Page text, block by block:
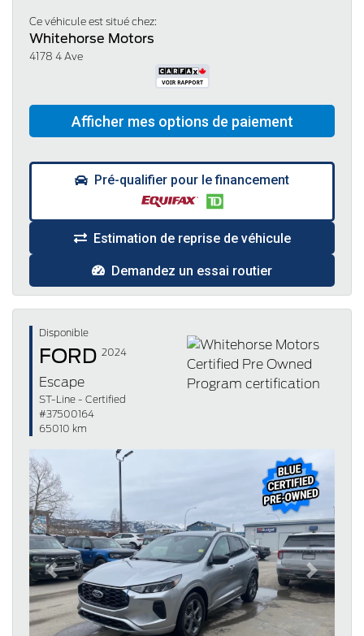
Ce véhicule est situé chez:
Whitehorse Motors
4178 4 Ave
Pré-qualifier pour le financement
Estimation de reprise de véhicule
Demandez un essai routier
Disponible
FORD 2024
Escape
ST-Line - Certified
#37500164
65010 km
Previous Next